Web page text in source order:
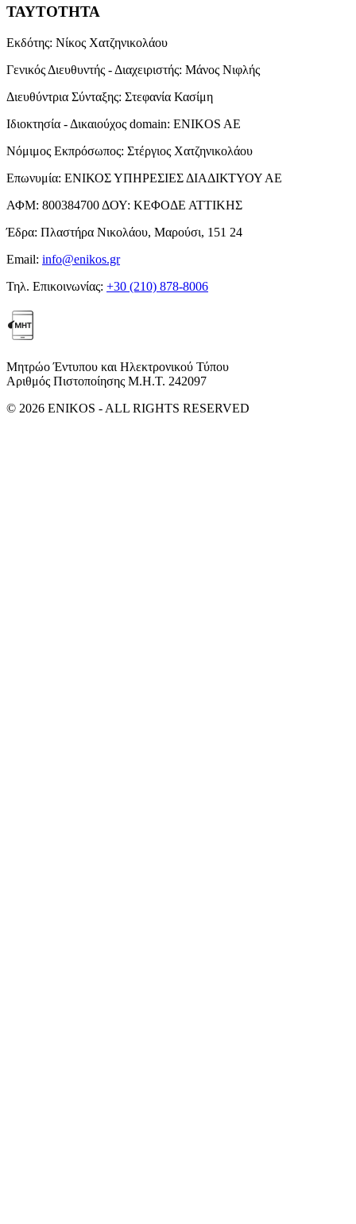
ΤΑΥΤΟΤΗΤΑ
Εκδότης: Νίκος Χατζηνικολάου
Γενικός Διευθυντής - Διαχειριστής: Μάνος Νιφλής
Διευθύντρια Σύνταξης: Στεφανία Κασίμη
Ιδιοκτησία - Δικαιούχος domain: ENIKOS AE
Νόμιμος Εκπρόσωπος: Στέργιος Χατζηνικολάου
Επωνυμία: ΕΝΙΚΟΣ ΥΠΗΡΕΣΙΕΣ ΔΙΑΔΙΚΤΥΟΥ ΑΕ
ΑΦΜ: 800384700 ΔΟΥ: ΚΕΦΟΔΕ ΑΤΤΙΚΗΣ
Έδρα: Πλαστήρα Νικολάου, Μαρούσι, 151 24
Email: info@enikos.gr
Τηλ. Επικοινωνίας: +30 (210) 878-8006
Μητρώο Έντυπου και Ηλεκτρονικού Τύπου
Αριθμός Πιστοποίησης Μ.Η.Τ. 242097
© 2026 ENIKOS - ALL RIGHTS RESERVED